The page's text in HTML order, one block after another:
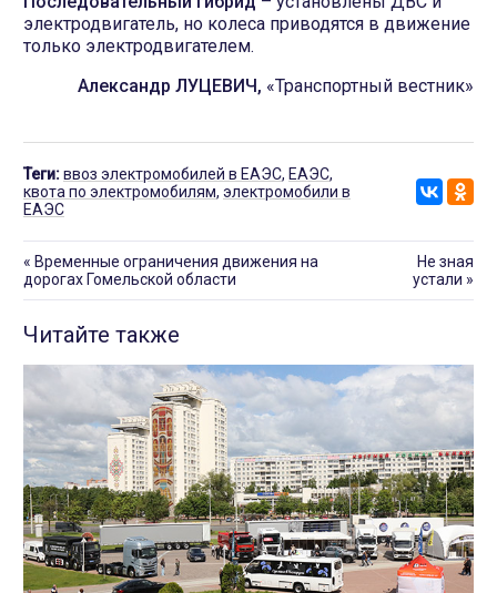
электродвигатель, но колеса приводятся в движение
только электродвигателем.
Александр ЛУЦЕВИЧ, «Транспортный вестник»
Теги:ввоз электромобилей в ЕАЭС, ЕАЭС,
квота по электромобилям, электромобили в
ЕАЭС
« Временные ограничения движения на
дорогах Гомельской области
Не зная
устали »
Читайте также